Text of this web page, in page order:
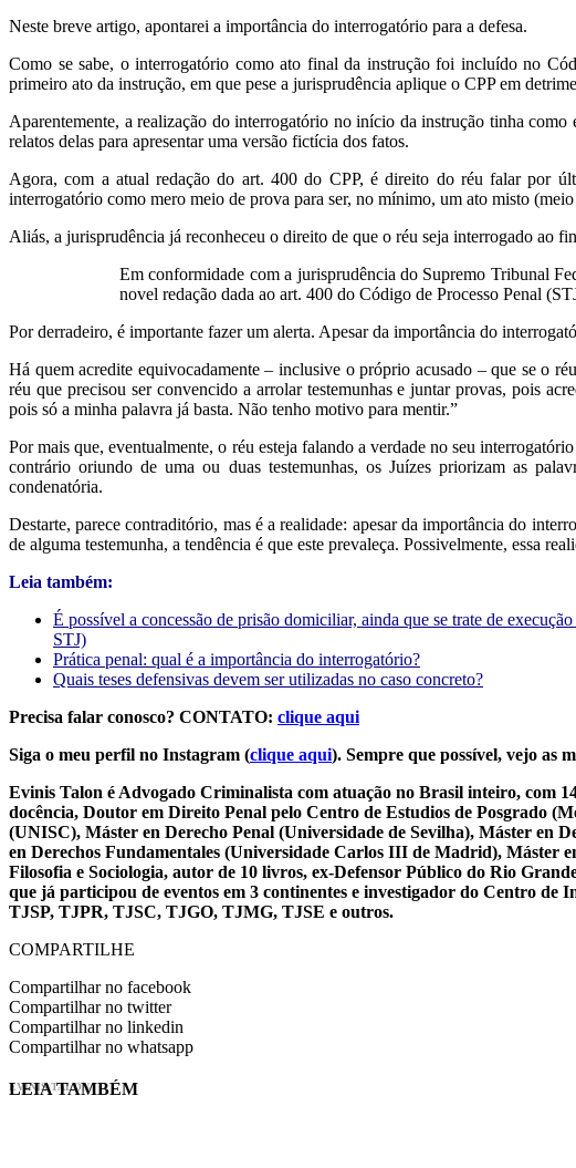
Neste breve artigo, apontarei a importância do interrogatório para a defesa.
Como se sabe, o interrogatório como ato final da instrução foi incluído no
primeiro ato da instrução, em que pese a jurisprudência aplique o CPP em
Aparentemente, a realização do interrogatório no início da instrução tinha como
relatos delas para apresentar uma versão fictícia dos fatos.
Agora, com a atual redação do art. 400 do CPP, é direito do réu falar por
interrogatório como mero meio de prova para ser, no mínimo, um ato misto
Aliás, a jurisprudência já reconheceu o direito de que o réu seja interrogado ao
Em conformidade com a jurisprudência do Supremo Tribunal
novel redação dada ao art. 400 do Código de Processo Penal
Por derradeiro, é importante fazer um alerta. Apesar da importância do
Há quem acredite equivocadamente – inclusive o próprio acusado – que se o
réu que precisou ser convencido a arrolar testemunhas e juntar provas, pois
pois só a minha palavra já basta. Não tenho motivo para mentir.”
Por mais que, eventualmente, o réu esteja falando a verdade no seu
contrário oriundo de uma ou duas testemunhas, os Juízes priorizam as
condenatória.
Destarte, parece contraditório, mas é a realidade: apesar da importância do
de alguma testemunha, a tendência é que este prevaleça. Possivelmente, essa
Leia também:
É possível a concessão de prisão domiciliar, ainda que se trate de
STJ)
Prática penal: qual é a importância do interrogatório?
Quais teses defensivas devem ser utilizadas no caso concreto?
Precisa falar conosco? CONTATO: clique aqui
Siga o meu perfil no Instagram (clique aqui). Sempre que possível, vejo as
Evinis Talon é Advogado Criminalista com atuação no Brasil inteiro, com
docência, Doutor em Direito Penal pelo Centro de Estudios de Posgrado
(UNISC), Máster en Derecho Penal (Universidade de Sevilha), Máster en
en Derechos Fundamentales (Universidade Carlos III de Madrid), Máster
Filosofia e Sociologia, autor de 10 livros, ex-Defensor Público do Rio
que já participou de eventos em 3 continentes e investigador do Centro
TJSP, TJPR, TJSC, TJGO, TJMG, TJSE e outros.
COMPARTILHE
Compartilhar no facebook
Compartilhar no twitter
Compartilhar no linkedin
Compartilhar no whatsapp
EVINIS TALON
LEIA TAMBÉM